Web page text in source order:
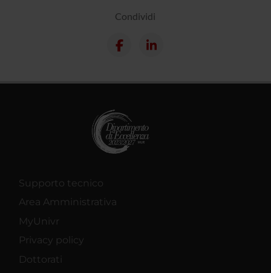
Condividi
Supporto tecnico
Area Amministrativa
MyUnivr
Privacy policy
Dottorati